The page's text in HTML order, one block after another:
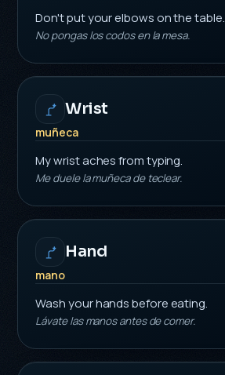
Don't put your elbows on the table.
No pongas los codos en la mesa.
Wrist
muñeca
My wrist aches from typing.
Me duele la muñeca de teclear.
Hand
mano
Wash your hands before eating.
Lávate las manos antes de comer.